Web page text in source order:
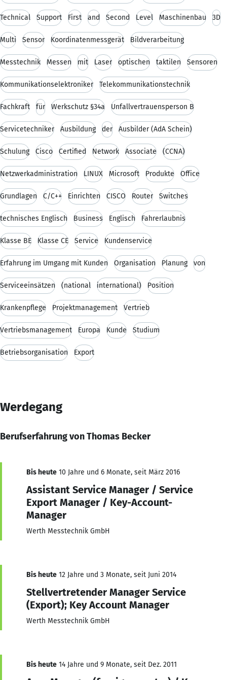
Technical Support First and Second Level Maschinenbau 3D
Multi Sensor Koordinatenmessgerät Bildverarbeitung
Messtechnik Messen mit Laser optischen taktilen Sensoren
Kommunikationselektroniker Telekommunikationstechnik
Fachkraft für Werkschutz §34a Unfallvertrauensperson B
Servicetechniker Ausbildung der Ausbilder (AdA Schein)
Schulung Cisco Certified Network Associate (CCNA)
Netzwerkadministration LINUX Microsoft Produkte Office
Grundlagen C/C++ Einrichten CISCO Router Switches
technisches Englisch Business Englisch Fahrerlaubnis
Klasse BE Klasse CE Service Kundenservice
Erfahrung im Umgang mit Kunden Organisation Planung von
Serviceeinsätzen (national international) Position
Krankenpflege Projektmanagement Vertrieb
Vertriebsmanagement Europa Kunde Studium
Betriebsorganisation Export
Werdegang
Berufserfahrung von Thomas Becker
Bis heute 10 Jahre und 6 Monate, seit März 2016
Assistant Service Manager / Service
Export Manager / Key-Account-
Manager
Werth Messtechnik GmbH
Bis heute 12 Jahre und 3 Monate, seit Juni 2014
Stellvertretender Manager Service
(Export); Key Account Manager
Werth Messtechnik GmbH
Bis heute 14 Jahre und 9 Monate, seit Dez. 2011